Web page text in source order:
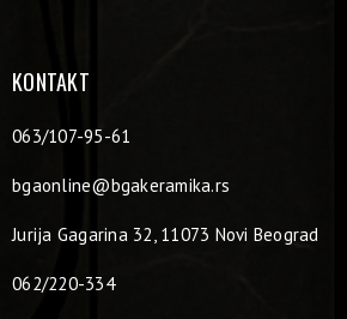
KONTAKT
063/107-95-61
bgaonline@bgakeramika.rs
Jurija Gagarina 32, 11073 Novi Beograd
062/220-334